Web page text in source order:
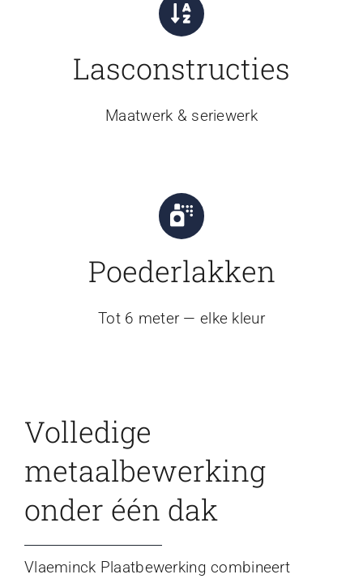
Lasconstructies
Maatwerk & seriewerk
Poederlakken
Tot 6 meter — elke kleur
Volledige
metaalbewerking
onder één dak
Vlaeminck Plaatbewerking combineert